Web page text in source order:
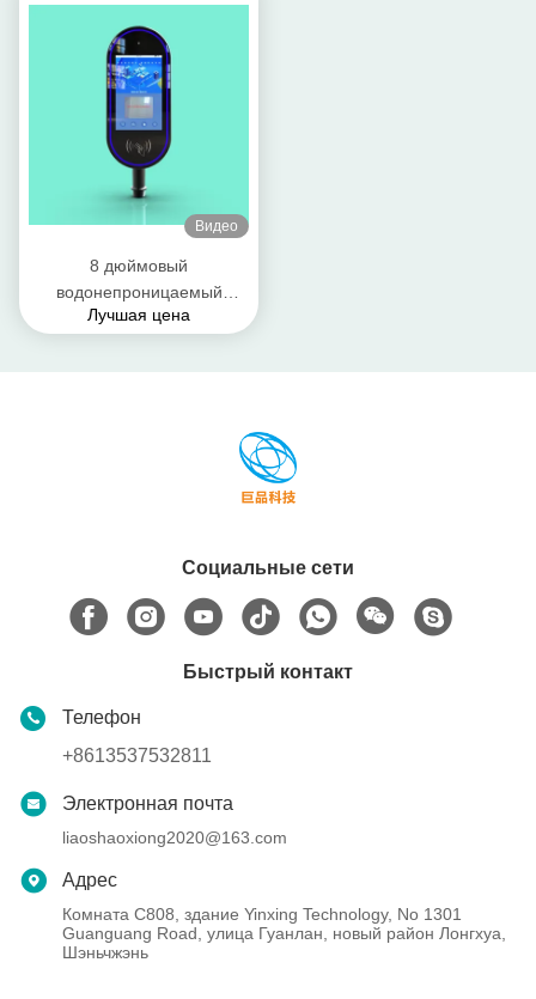
Видео
8 дюймовый
водонепроницаемый
терминал распознавания
Лучшая цена
Социальные сети
Быстрый контакт
Телефон
+8613537532811
Электронная почта
liaoshaoxiong2020@163.com
Адрес
Комната C808, здание Yinxing Technology, No 1301
Guanguang Road, улица Гуанлан, новый район Лонгхуа,
Шэньчжэнь